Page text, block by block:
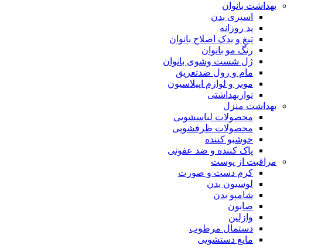
بهداشت بانوان
اسپری بدن
پد روزانه
تیغ و یدک اصلاح بانوان
رنگ مو بانوان
ژل شست وشوی بانوان
مام و رول ضدتعریق
موبر و لوازم اپیلاسیون
نواربهداشتی
بهداشت منزل
محصولات لباسشویی
محصولات ظرفشویی
خوشبو کننده
پاک کننده و ضد عفونی
مراقبت از پوست
کرم دست و صورت
لوسیون بدن
شامپو بدن
صابون
وازلین
دستمال مرطوب
مایع دستشویی